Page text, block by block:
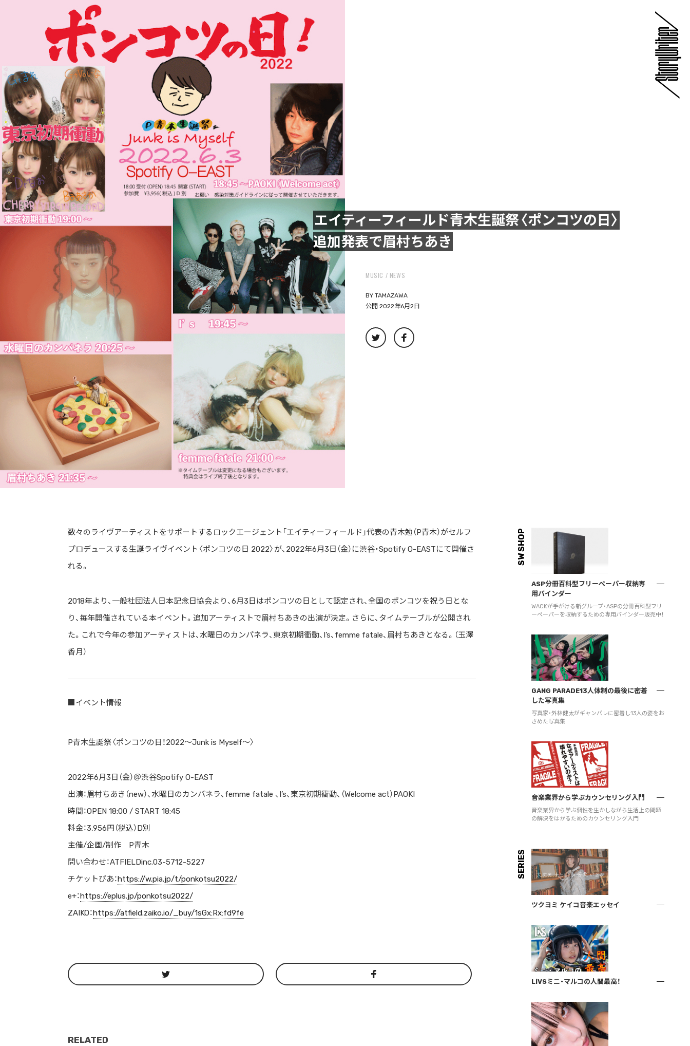
エイティーフィールド青木生誕祭〈ポンコツの日〉
追加発表で眉村ちあき
MUSIC NEWS
BY TAMAZAWA
公開 2022年6月2日
数々のライヴアーティストをサポートするロックエージェント「エイティーフィールド」代表の青木勉（P青木）がセルフ
プロデュースする生誕ライヴイベント〈ポンコツの日 2022〉が、2022年6月3日（金）に渋谷・Spotify O-EASTにて開催さ
れる。
2018年より、一般社団法人日本記念日協会より、6月3日はポンコツの日として認定され、全国のポンコツを祝う日とな
り、毎年開催されている本イベント。追加アーティストで眉村ちあきの出演が決定。さらに、タイムテーブルが公開され
た。これで今年の参加アーティストは、水曜日のカンパネラ、東京初期衝動、I’s、femme fatale、眉村ちあきとなる。（玉澤
香月）
■イベント情報
P青木生誕祭〈ポンコツの日！2022〜Junk is Myself〜〉
2022年6月3日（金）＠渋谷Spotify O-EAST
出演：眉村ちあき（new）、水曜日のカンパネラ、femme fatale 、I’s、東京初期衝動、（Welcome act）PAOKI
時間：OPEN 18:00 / START 18:45
料金：3,956円（税込）D別
主催/企画/制作 P青木
問い合わせ：ATFIELDinc.03-5712-5227
チケットぴあ： https://w.pia.jp/t/ponkotsu2022/
e+： https://eplus.jp/ponkotsu2022/
ZAIKO： https://atfield.zaiko.io/_buy/1sGx:Rx:fd9fe
RELATED
SW SHOP
ASP分冊百科型フリーペーパー収納専
用バインダー
WACKが手がける新グループ・ASPの分冊百科型フリ
ーペーパーを収納するための専用バインダー販売中！
GANG PARADE13人体制の最後に密着
した写真集
写真家・外林健太がギャンパレに密着し13人の姿をお
さめた写真集
音楽業界から学ぶカウンセリング入門
音楽業界から学ぶ個性を生かしながら生活上の問題
の解決をはかるためのカウンセリング入門
SERIES
ツクヨミ ケイコ音楽エッセイ
LiVSミニ・マルコの人間最高！